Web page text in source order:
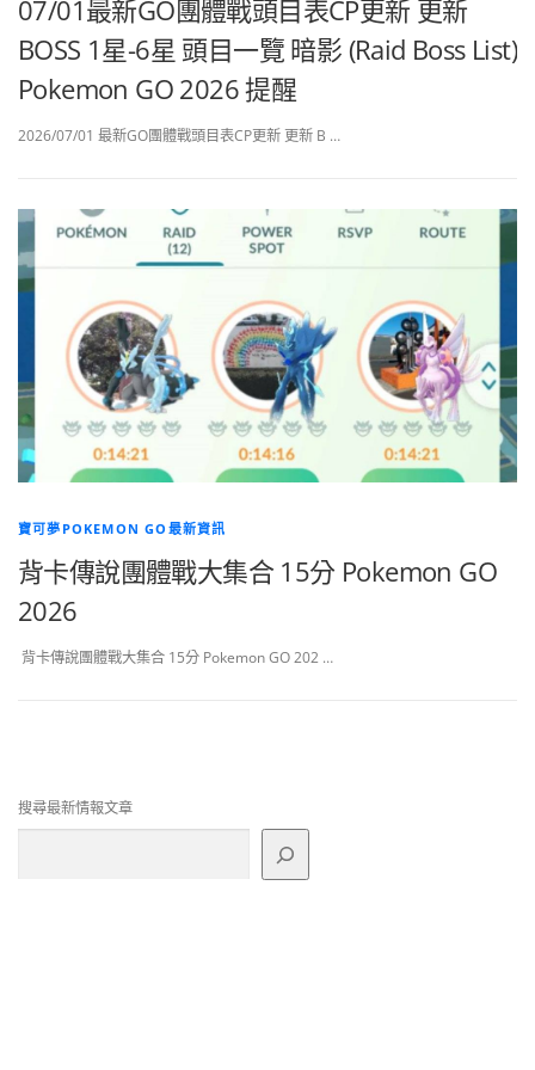
07/01最新GO團體戰頭目表CP更新 更新
BOSS 1星-6星 頭目一覽 暗影 (Raid Boss List)
Pokemon GO 2026 提醒
2026/07/01 最新GO團體戰頭目表CP更新 更新 B …
寶可夢POKEMON GO最新資訊
背卡傳說團體戰大集合 15分 Pokemon GO
2026
背卡傳說團體戰大集合 15分 Pokemon GO 202 …
搜尋最新情報文章